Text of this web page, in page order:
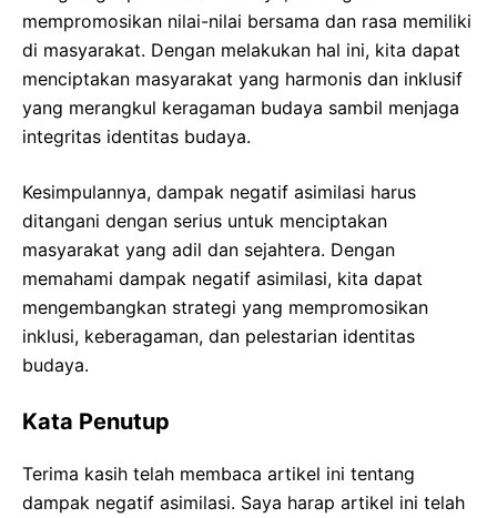
mempromosikan nilai-nilai bersama dan rasa memiliki
di masyarakat. Dengan melakukan hal ini, kita dapat
menciptakan masyarakat yang harmonis dan inklusif
yang merangkul keragaman budaya sambil menjaga
integritas identitas budaya.
Kesimpulannya, dampak negatif asimilasi harus
ditangani dengan serius untuk menciptakan
masyarakat yang adil dan sejahtera. Dengan
memahami dampak negatif asimilasi, kita dapat
mengembangkan strategi yang mempromosikan
inklusi, keberagaman, dan pelestarian identitas
budaya.
Kata Penutup
Terima kasih telah membaca artikel ini tentang
dampak negatif asimilasi. Saya harap artikel ini telah